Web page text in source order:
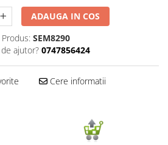
ADAUGA IN COS
SEM8290
ajutor? 0747856424
Cere informatii